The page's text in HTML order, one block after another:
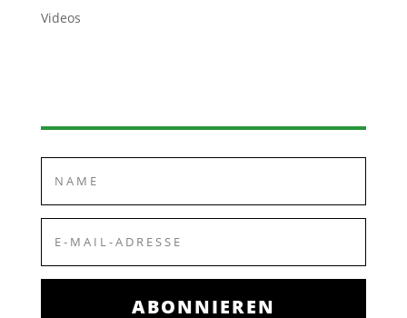
Videos
ABONNIEREN